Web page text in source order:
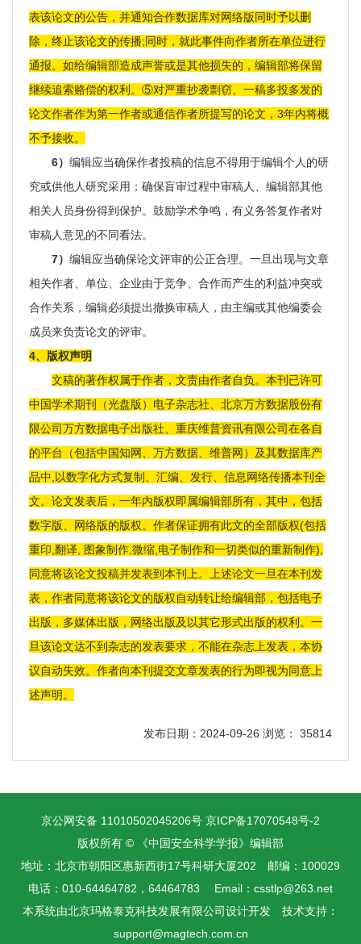
表该论文的公告，并通知合作数据库对网络版同时予以删
除，终止该论文的传播;同时，就此事件向作者所在单位进行
通报。如给编辑部造成声誉或是其他损失的，编辑部将保留
继续追索赂偿的权利。⑤对严重抄袭剽窃、一稿多投多发的
论文作者作为第一作者或通信作者所提写的论文，3年内将概
不予接收。
6） 编辑应当确保作者投稿的信息不得用于编辑个人的研
究或供他人研究采用；确保盲审过程中审稿人、编辑部其他
相关人员身份得到保护。鼓励学术争鸣，有义务答复作者对
审稿人意见的不同看法。
7） 编辑应当确保论文评审的公正合理。一旦出现与文章
相关作者、单位、企业由于竞争、合作而产生的利益冲突或
合作关系，编辑必须提出撤换审稿人，由主编或其他编委会
成员来负责论文的评审。
4、版权声明
文稿的著作权属于作者，文责由作者自负。 本刊已许可
中国学术期刊（光盘版）电子杂志社、北京万方数据股份有
限公司万方数据电子出版社、重庆维普资讯有限公司在各自
的平台（包括中国知网、万方数据、维普网）及其数据库产
品中 ,以数字化方式复制、汇编、发行、信息网络传播本刊全
文。论文发表后，一年内版权即属编辑部所有，其中，包括
数字版、网络版的版权。作者保证拥有此文的全部版权(包括
重印,翻译, 图象制作,微缩,电子制作和一切类似的重新制作),
同意将该论文投稿并发表到本刊上。上述论文一旦在本刊发
表，作者同意将该论文的版权自动转让给编辑部，包括电子
出版，多媒体出版，网络出版及以其它形式出版的权利。一
旦该论文达不到杂志的发表要求，不能在杂志上发表，本协
议自动失效。作者向本刊提交文章发表的行为即视为同意上
述声明。
发布日期：2024-09-26 浏览： 35814
京公网安备 11010502045206号 京ICP备17070548号-2
版权所有 © 《中国安全科学学报》编辑部
地址：北京市朝阳区惠新西街17号科研大厦202 邮编：100029
电话：010-64464782，64464783 Email：csstlp@263.net
本系统由北京玛格泰克科技发展有限公司设计开发 技术支持：
support@magtech.com.cn